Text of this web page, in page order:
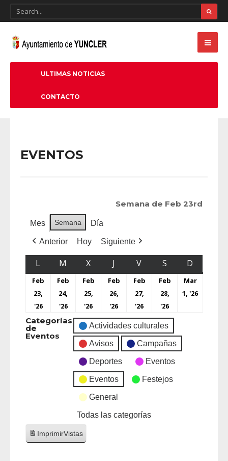
ULTIMAS NOTICIAS
CONTACTO
EVENTOS
Semana de Feb 23rd
Mes Semana Día
Anterior Hoy Siguiente
L M X J V S D
Feb
23,
'26
Feb
24,
'26
Feb
25,
'26
Feb
26,
'26
Feb
27,
'26
Feb
28,
'26
Mar
1, '26
Categorías
de
Eventos
Actividades culturales
Avisos Campañas
Deportes Eventos
Eventos Festejos
General
Todas las categorías
ImprimirVistas